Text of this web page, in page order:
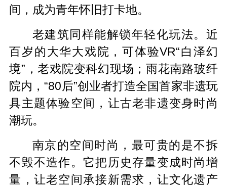
间，成为青年怀旧打卡地。
老建筑同样能解锁年轻化玩法。近
百岁的大华大戏院，可体验VR“白泽幻
境”，老戏院变科幻现场；雨花南路玻纤
院内，“80后”创业者打造全国首家非遗玩
具主题体验空间，让古老非遗变身时尚
潮玩。
南京的空间时尚，最可贵的是不拆
不毁不造作。它把历史存量变成时尚增
量，让老空间承接新需求，让文化遗产